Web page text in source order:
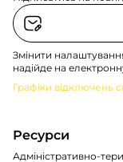
Змінити
надійде на
Графіки відключень
Ресурси
Адміністративно-